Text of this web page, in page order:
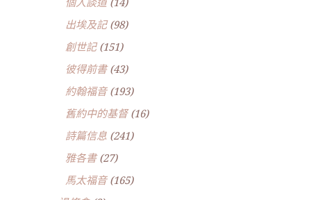
出埃及記(98)
創世記(151)
彼得前書(43)
約翰福音(193)
舊約中的基督(16)
詩篇信息 (241)
雅各書(27)
馬太福音(165)